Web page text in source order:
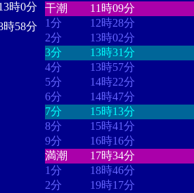
時0分
時58分
干潮
11時09分
1分
12時28分
2分
13時02分
3分
13時31分
4分
13時57分
5分
14時22分
6分
14時47分
7分
15時13分
8分
15時41分
9分
16時16分
満潮
17時34分
1分
18時46分
2分
19時17分